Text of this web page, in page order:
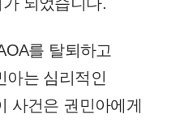
를 탈퇴하고
아는 심리적인
사건은 권민아에게